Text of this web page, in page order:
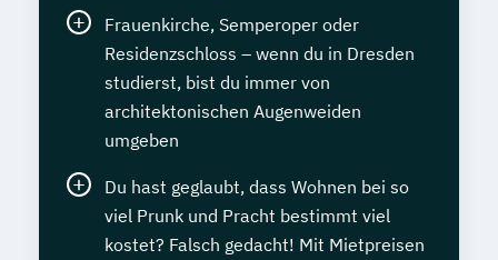
Frauenkirche, Semperoper oder
Residenzschloss – wenn du in Dresden
studierst, bist du immer von
architektonischen Augenweiden
umgeben
Du hast geglaubt, dass Wohnen bei so
viel Prunk und Pracht bestimmt viel
kostet? Falsch gedacht! Mit Mietpreisen